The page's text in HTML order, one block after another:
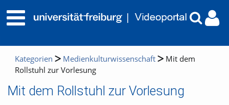
Kategorien Medienkulturwissenschaft
Mit dem
Rollstuhl zur Vorlesung
Mit dem Rollstuhl zur Vorlesung